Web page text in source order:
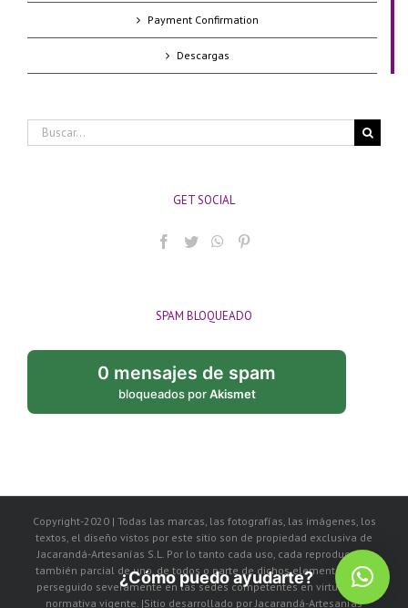
Payment Confirmation
Descargas
Buscar:
GET SOCIAL
SPAM BLOQUEADO
0 mensajes de spam
bloqueados porAkismet
Copyright-2020 | Todas las marcas, las fotografías, las imágenes, los
textos, el diseño vistos por este sitio son de propiedad exclusiva de
Jacarandá-Artesanías S.L. Por lo tanto cada uso, cada reproducción
también parcial de uno, de todos o parte de dichos elementos, será
perseguido severamente en las sedes competentes en virtud de la
normativa vigente. |Sitio desarrollado por Jacarandá-Artesanías
¿Cómo puedo ayudarte?